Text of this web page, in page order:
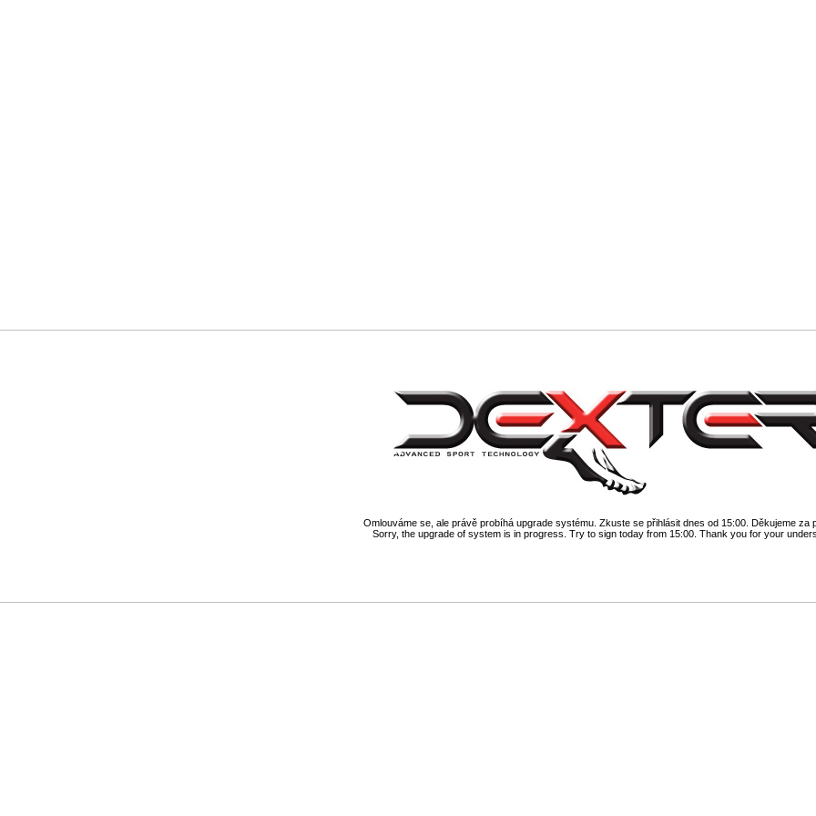
Omlouváme se, ale právě probíhá upgrade systému. Zkuste se přihlásit dnes od 15:00. Děkujeme za
Sorry, the upgrade of system is in progress. Try to sign today from 15:00. Thank you for your